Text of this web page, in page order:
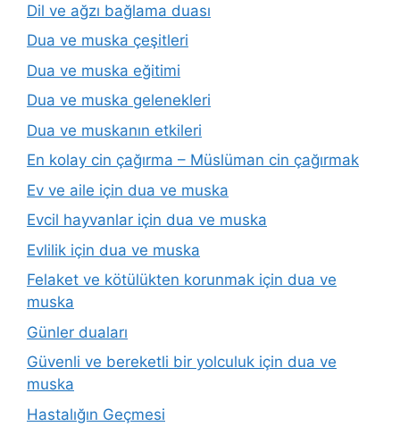
Dil ve ağzı bağlama duası
Dua ve muska çeşitleri
Dua ve muska eğitimi
Dua ve muska gelenekleri
Dua ve muskanın etkileri
En kolay cin çağırma – Müslüman cin çağırmak
Ev ve aile için dua ve muska
Evcil hayvanlar için dua ve muska
Evlilik için dua ve muska
Felaket ve kötülükten korunmak için dua ve
muska
Günler duaları
Güvenli ve bereketli bir yolculuk için dua ve
muska
Hastalığın Geçmesi